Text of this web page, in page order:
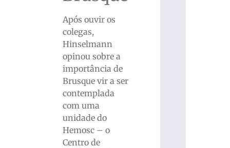
Após ouvir os
colegas,
Hinselmann
opinou sobre a
importância de
Brusque vir a ser
contemplada
com uma
unidade do
Hemosc – o
Centro de